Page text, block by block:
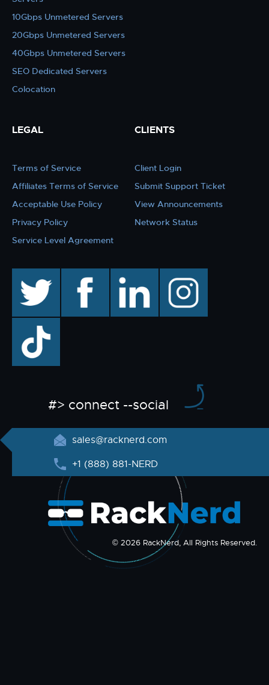
10Gbps Unmetered Servers
20Gbps Unmetered Servers
40Gbps Unmetered Servers
SEO Dedicated Servers
Colocation
LEGAL
Terms of Service
Affiliates Terms of Service
Acceptable Use Policy
Privacy Policy
Service Level Agreement
CLIENTS
Client Login
Submit Support Ticket
View Announcements
Network Status
facebook linkedin instagram
TikTok
#> connect --social
sales@racknerd.com
+1 (888) 881-NERD
© 2026 RackNerd, All Rights Reserved.